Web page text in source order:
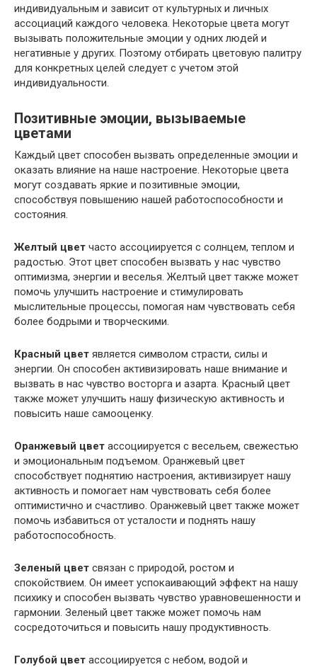
индивидуальным и зависит от культурных и личных
ассоциаций каждого человека. Некоторые цвета могут
вызывать положительные эмоции у одних людей и
негативные у других. Поэтому отбирать цветовую палитру
для конкретных целей следует с учетом этой
индивидуальности.
Позитивные эмоции, вызываемые
цветами
Каждый цвет способен вызвать определенные эмоции и
оказать влияние на наше настроение. Некоторые цвета
могут создавать яркие и позитивные эмоции,
способствуя повышению нашей работоспособности и
состояния.
Желтый цвет часто ассоциируется с солнцем, теплом и
радостью. Этот цвет способен вызвать у нас чувство
оптимизма, энергии и веселья. Желтый цвет также может
помочь улучшить настроение и стимулировать
мыслительные процессы, помогая нам чувствовать себя
более бодрыми и творческими.
Красный цвет является символом страсти, силы и
энергии. Он способен активизировать наше внимание и
вызвать в нас чувство восторга и азарта. Красный цвет
также может улучшить нашу физическую активность и
повысить наше самооценку.
Оранжевый цвет ассоциируется с весельем, свежестью
и эмоциональным подъемом. Оранжевый цвет
способствует поднятию настроения, активизирует нашу
активность и помогает нам чувствовать себя более
оптимистично и счастливо. Оранжевый цвет также может
помочь избавиться от усталости и поднять нашу
работоспособность.
Зеленый цвет связан с природой, ростом и
спокойствием. Он имеет успокаивающий эффект на нашу
психику и способен вызвать чувство уравновешенности и
гармонии. Зеленый цвет также может помочь нам
сосредоточиться и повысить нашу продуктивность.
Голубой цвет ассоциируется с небом, водой и